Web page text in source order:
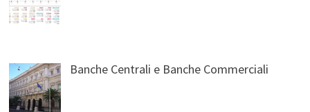
Banche Centrali e Banche Commerciali